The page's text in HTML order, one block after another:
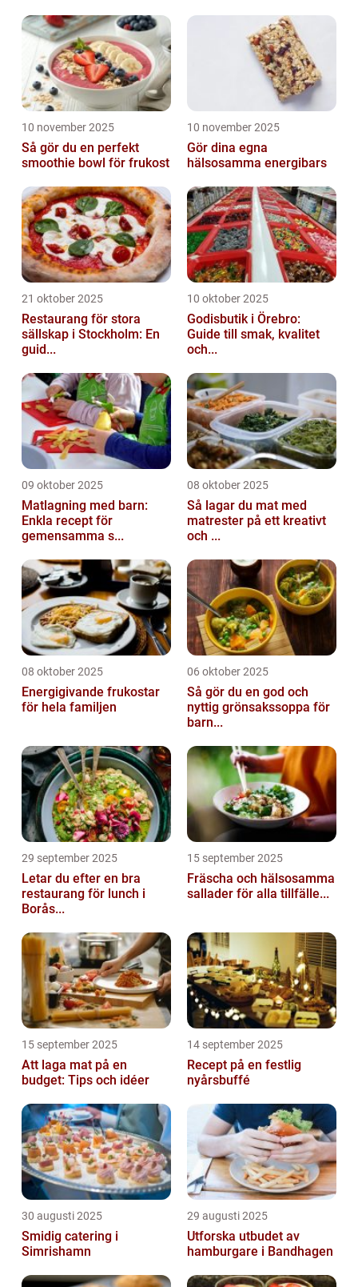
10 november 2025
Så gör du en perfekt
smoothie bowl för frukost
10 november 2025
Gör dina egna
hälsosamma energibars
21 oktober 2025
Restaurang för stora
sällskap i Stockholm: En
guid...
10 oktober 2025
Godisbutik i Örebro:
Guide till smak, kvalitet
och...
09 oktober 2025
Matlagning med barn:
Enkla recept för
gemensamma s...
08 oktober 2025
Så lagar du mat med
matrester på ett kreativt
och ...
08 oktober 2025
Energigivande frukostar
för hela familjen
06 oktober 2025
Så gör du en god och
nyttig grönsakssoppa för
barn...
29 september 2025
Letar du efter en bra
restaurang för lunch i
Borås...
15 september 2025
Fräscha och hälsosamma
sallader för alla tillfälle...
15 september 2025
Att laga mat på en
budget: Tips och idéer
14 september 2025
Recept på en festlig
nyårsbuffé
30 augusti 2025
Smidig catering i
Simrishamn
29 augusti 2025
Utforska utbudet av
hamburgare i Bandhagen